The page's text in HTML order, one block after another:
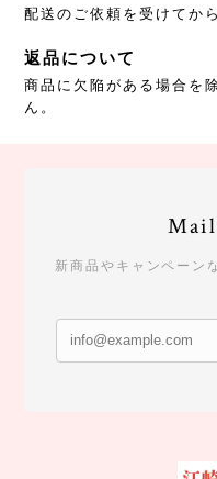
配送のご依頼を受けてか
返品について
商品に欠陥がある場合を
ん。
新商品やキャンペーン